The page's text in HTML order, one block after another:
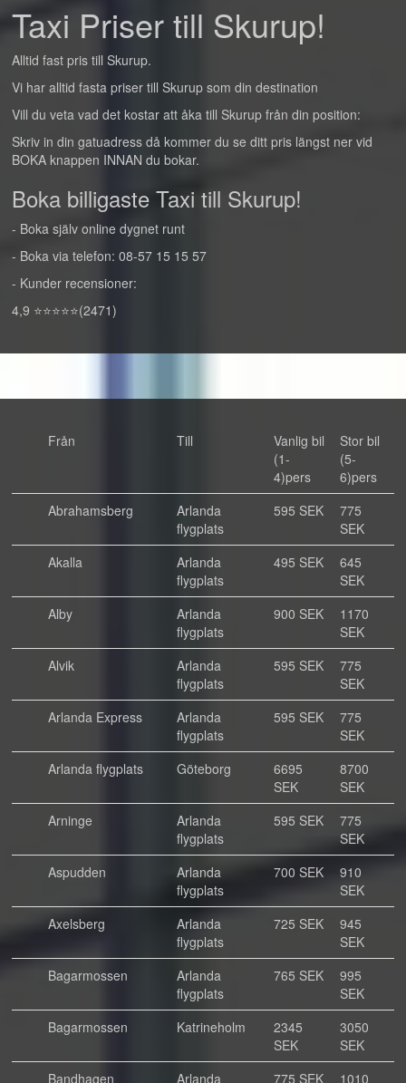
Taxi Priser till Skurup!
Alltid fast pris till Skurup.
Vi har alltid fasta priser till Skurup som din destination
Vill du veta vad det kostar att åka till Skurup från din position:
Skriv in din gatuadress då kommer du se ditt pris längst ner vid
BOKA knappen INNAN du bokar.
Boka billigaste Taxi till Skurup!
- Boka själv online dygnet runt
- Boka via telefon: 08-57 15 15 57
- Kunder recensioner:
4,9 ⭐⭐⭐⭐⭐(2471)
Från Till
Vanlig bil
(1-
4)pers
Stor bil
(5-
6)pers
Abrahamsberg
Arlanda
flygplats
595 SEK
775
SEK
Akalla
Arlanda
flygplats
495 SEK
645
SEK
Alby
Arlanda
flygplats
900 SEK
1170
SEK
Alvik
Arlanda
flygplats
595 SEK
775
SEK
Arlanda Express
Arlanda
flygplats
595 SEK
775
SEK
Arlanda flygplats
Göteborg
6695
SEK
8700
SEK
Arninge
Arlanda
flygplats
595 SEK
775
SEK
Aspudden
Arlanda
flygplats
700 SEK
910
SEK
Axelsberg
Arlanda
flygplats
725 SEK
945
SEK
Bagarmossen
Arlanda
flygplats
765 SEK
995
SEK
Bagarmossen
Katrineholm
2345
SEK
3050
SEK
Bandhagen
Arlanda 775 SEK 1010